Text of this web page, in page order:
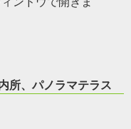
所、パノラマテラス